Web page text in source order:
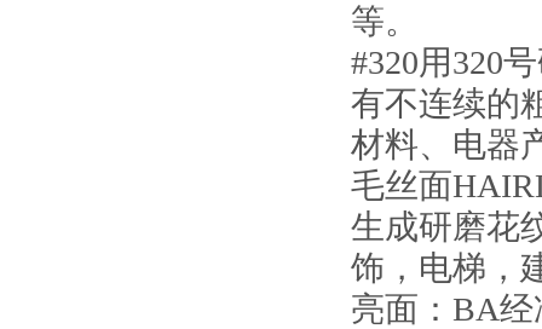
等。
#320用320
有不连续的
材料、电器
毛丝面
生成研磨花
饰，电梯，
亮面：BA